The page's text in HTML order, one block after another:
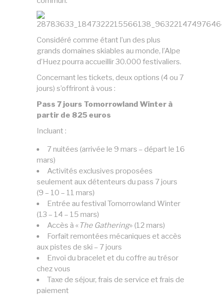
Considéré comme étant l’un des plus
grands domaines skiables au monde, l’Alpe
d’Huez pourra accueillir 30.000 festivaliers.
Concernant les tickets, deux options (4 ou 7
jours) s’offriront à vous :
Pass 7 jours Tomorrowland Winter à
partir de 825 euros
Incluant :
7 nuitées (arrivée le 9 mars – départ le 16
mars)
Activités exclusives proposées
seulement aux détenteurs du pass 7 jours
(9 – 10 – 11 mars)
Entrée au festival Tomorrowland Winter
(13 – 14 – 15 mars)
Accès à « The Gathering» (12 mars)
Forfait remontées mécaniques et accès
aux pistes de ski – 7 jours
Envoi du bracelet et du coffre au trésor
chez vous
Taxe de séjour, frais de service et frais de
paiement